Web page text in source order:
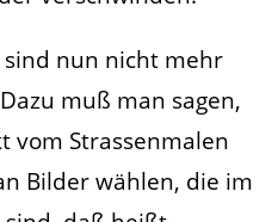
nun nicht mehr
muß man sagen,
vom Strassenmalen
Bilder wählen, die im